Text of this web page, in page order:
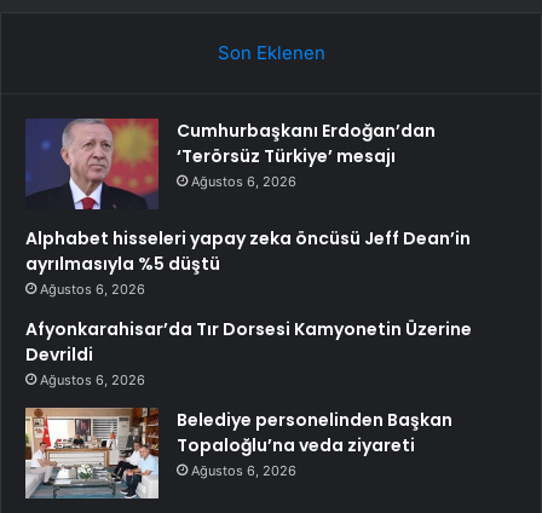
Son Eklenen
Cumhurbaşkanı Erdoğan’dan
‘Terörsüz Türkiye’ mesajı
Ağustos 6, 2026
Alphabet hisseleri yapay zeka öncüsü Jeff Dean’in
ayrılmasıyla %5 düştü
Ağustos 6, 2026
Afyonkarahisar’da Tır Dorsesi Kamyonetin Üzerine
Devrildi
Ağustos 6, 2026
Belediye personelinden Başkan
Topaloğlu’na veda ziyareti
Ağustos 6, 2026